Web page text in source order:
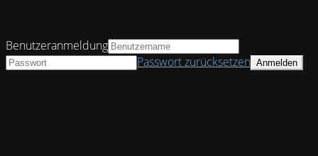
Benutzeranmeldung
Passwort zurücksetzen